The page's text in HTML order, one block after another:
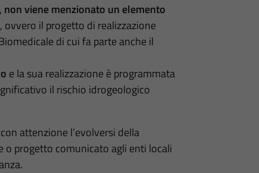
non viene menzionato un elemento
, ovvero il progetto di realizzazione
di cui fa parte anche il
e la sua realizzazione è programmata
il rischio idrogeologico
attenzione l’evolversi della
o progetto comunicato agli enti locali